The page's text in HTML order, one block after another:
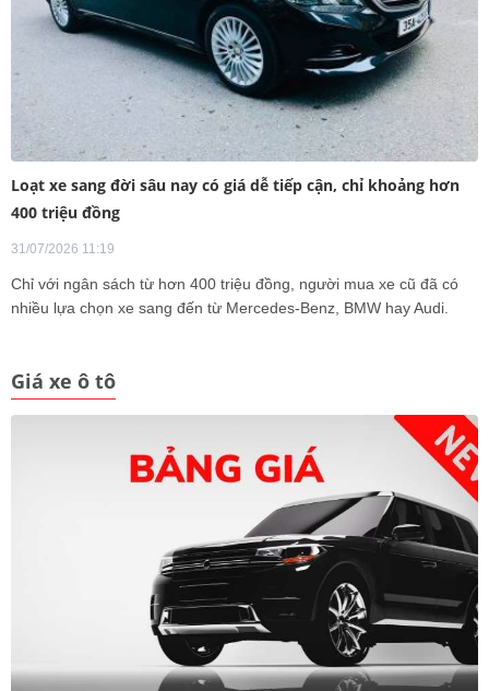
Loạt xe sang đời sâu nay có giá dễ tiếp cận, chỉ khoảng hơn
400 triệu đồng
31/07/2026 11:19
Chỉ với ngân sách từ hơn 400 triệu đồng, người mua xe cũ đã có
nhiều lựa chọn xe sang đến từ Mercedes-Benz, BMW hay Audi.
Giá xe ô tô